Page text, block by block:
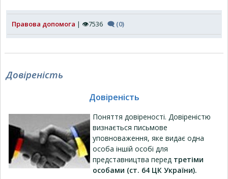
Правова допомога | 👁7536 🗨 (0)
Довіреність
Довіреність
Поняття довіреності. Довіреністю
визнається письмове
уповноваження, яке видає одна
особа іншій особі для
представництва перед третіми
особами (ст. 64 ЦК України).